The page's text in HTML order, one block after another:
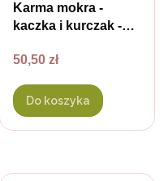
Karma mokra -
kaczka i kurczak -
własnym dla kota -
Cena
50,50 zł
Do koszyka